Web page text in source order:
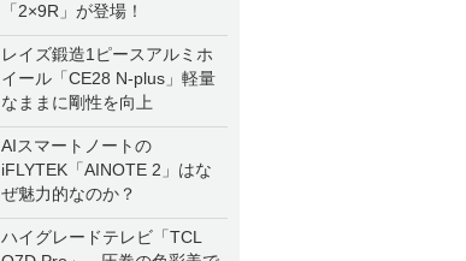
「2×9R」が登場！
レイズ鍛造1ピースアルミホ
イール「CE28 N-plus」軽量
なままに剛性を向上
AIスマートノートの
iFLYTEK「AINOTE 2」はな
ぜ魅力的なのか？
ハイグレードテレビ「TCL